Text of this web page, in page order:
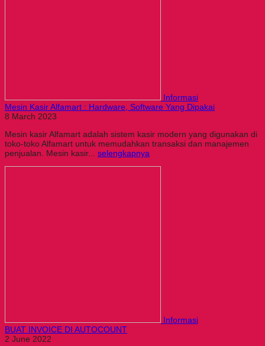
Informasi
Mesin Kasir Alfamart : Hardware, Software Yang Dipakai
8 March 2023
Mesin kasir Alfamart adalah sistem kasir modern yang digunakan di
toko-toko Alfamart untuk memudahkan transaksi dan manajemen
penjualan. Mesin kasir... selengkapnya
Informasi
BUAT INVOICE DI AUTOCOUNT
2 June 2022